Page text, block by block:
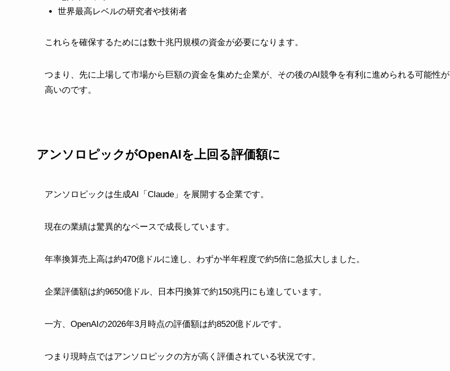
世界最高レベルの研究者や技術者
これらを確保するためには数十兆円規模の資金が必要になります。
つまり、先に上場して市場から巨額の資金を集めた企業が、その後のAI競争を有利に進められる可能性が
高いのです。
アンソロピックがOpenAIを上回る評価額に
アンソロピックは生成AI「Claude」を展開する企業です。
現在の業績は驚異的なペースで成長しています。
年率換算売上高は約470億ドルに達し、わずか半年程度で約5倍に急拡大しました。
企業評価額は約9650億ドル、日本円換算で約150兆円にも達しています。
一方、OpenAIの2026年3月時点の評価額は約8520億ドルです。
つまり現時点ではアンソロピックの方が高く評価されている状況です。